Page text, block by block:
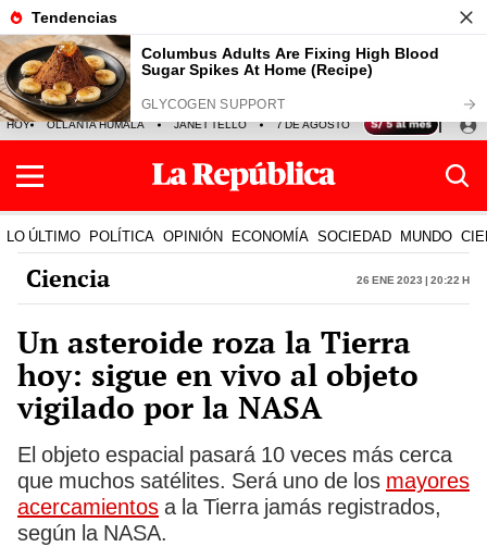
HOY OLLANTA HUMALA JANET TELLO 7 DE AGOSTO TINKA RESULTADOS
LO ÚLTIMO POLÍTICA OPINIÓN ECONOMÍA SOCIEDAD MUNDO
Ciencia 26 Ene 2023 | 20:22 h
Un asteroide roza la Tierra
hoy: sigue en vivo al objeto
vigilado por la NASA
El objeto espacial pasará 10 veces más cerca
que muchos satélites. Será uno de los mayores
acercamientos a la Tierra jamás registrados,
según la NASA.